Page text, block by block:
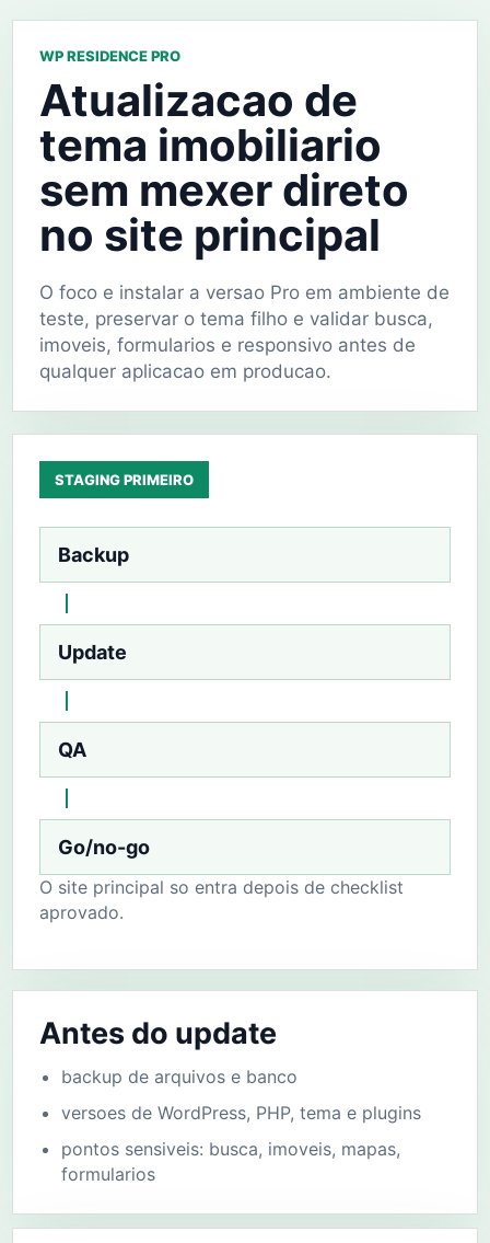
WP RESIDENCE PRO
Atualizacao de
tema imobiliario
sem mexer direto
no site principal
O foco e instalar a versao Pro em ambiente de
teste, preservar o tema filho e validar busca,
imoveis, formularios e responsivo antes de
qualquer aplicacao em producao.
STAGING PRIMEIRO
Backup
Update
QA
Go/no-go
O site principal so entra depois de checklist
aprovado.
Antes do update
backup de arquivos e banco
versoes de WordPress, PHP, tema e plugins
pontos sensiveis: busca, imoveis, mapas,
formularios